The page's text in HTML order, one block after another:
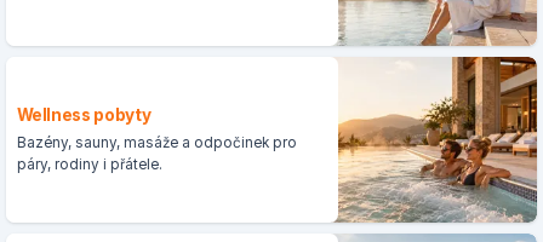
Wellness pobyty
Bazény, sauny, masáže a odpočinek pro
páry, rodiny i přátele.